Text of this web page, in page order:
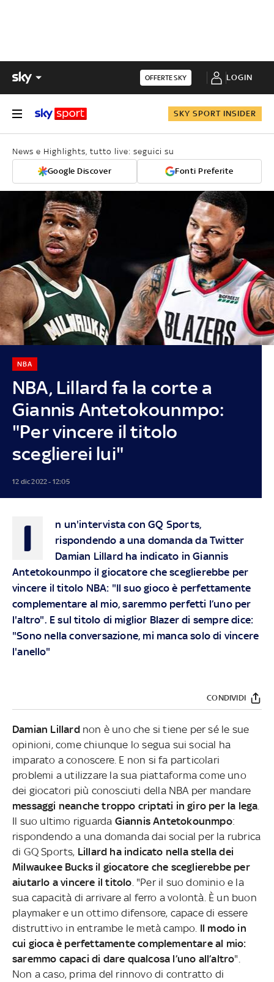
OFFERTE SKY LOGIN
SKY SPORT INSIDER
News e Highlights, tutto live: seguici su
Google Discover Fonti Preferite
NBA, Lillard fa la corte a
Giannis Antetokounmpo:
"Per vincere il titolo
sceglierei lui"
NBA
12 dic 2022 - 12:05
I
n un'intervista con GQ Sports,
rispondendo a una domanda da Twitter
Damian Lillard ha indicato in Giannis
Antetokounmpo il giocatore che sceglierebbe per
vincere il titolo NBA: "Il suo gioco è perfettamente
complementare al mio, saremmo perfetti l’uno per
l'altro". E sul titolo di miglior Blazer di sempre dice:
"Sono nella conversazione, mi manca solo di vincere
l'anello"
CONDIVIDI
Damian Lillardnon è uno che si tiene per sé le sue
opinioni, come chiunque lo segua sui social ha
imparato a conoscere. E non si fa particolari
problemi a utilizzare la sua piattaforma come uno
dei giocatori più conosciuti della NBA per mandare
messaggi neanche troppo criptati in giro per la lega
Il suo ultimo riguarda Giannis Antetokounmpo:
rispondendo a una domanda dai social per la rubrica
di GQ Sports, Lillard ha indicato nella stella dei
Milwaukee Bucks il giocatore che sceglierebbe per
aiutarlo a vincere il titolo . "Per il suo dominio e la
sua capacità di arrivare al ferro a volontà. È un buon
playmaker e un ottimo difensore, capace di essere
distruttivo in entrambe le metà campo. Il modo in
cui gioca è perfettamente complementare al mio:
saremmo capaci di dare qualcosa l’uno all’altro".
Non a caso, prima del rinnovo di contratto di